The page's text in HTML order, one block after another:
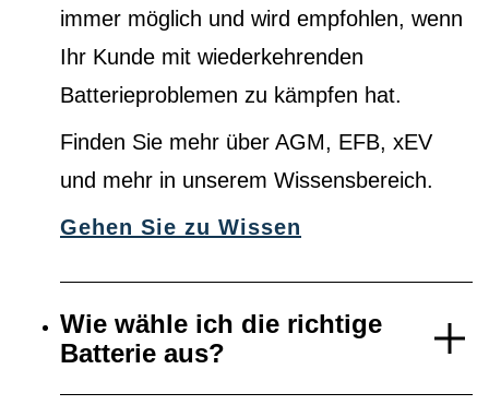
immer möglich und wird empfohlen, wenn
Ihr Kunde mit wiederkehrenden
Batterieproblemen zu kämpfen hat.
Finden Sie mehr über AGM, EFB, xEV
und mehr in unserem Wissensbereich.
Gehen Sie zu Wissen
Wie wähle ich die richtige
Batterie aus?